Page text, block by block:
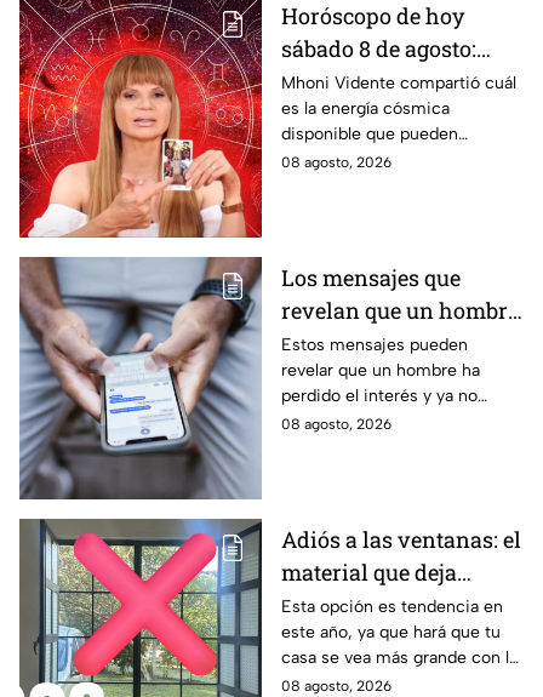
Horóscopo de hoy
sábado 8 de agosto:
estas son las
predicciones de Mhoni
Vidente
Mhoni Vidente compartió cuál
es la energía cósmica
disponible que pueden
aprovechar las personas de los
08 agosto, 2026
Los mensajes que
revelan que un hombre
ya no tiene interés en ti
Estos mensajes pueden
revelar que un hombre ha
perdido el interés y ya no
busca mantener la misma
08 agosto, 2026
Adiós a las ventanas: el
material que deja
entrar la luz y evita
miradas indiscretas en
casa
Esta opción es tendencia en
este año, ya que hará que tu
casa se vea más grande con la
entrada de los rayos del sol
08 agosto, 2026